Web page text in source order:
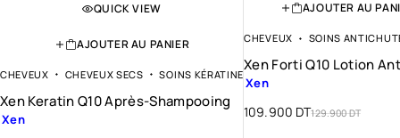
QUICK VIEW
AJOUTER AU PANIER
CHEVEUX CHEVEUX SECS SOINS KÉRATINE
Xen Keratin Q10 Après-Shampooing
Xen
AJOUTER AU
CHEVEUX SOINS
Xen Forti Q10 Lotion
Xen
129.900DT
109.900 DT